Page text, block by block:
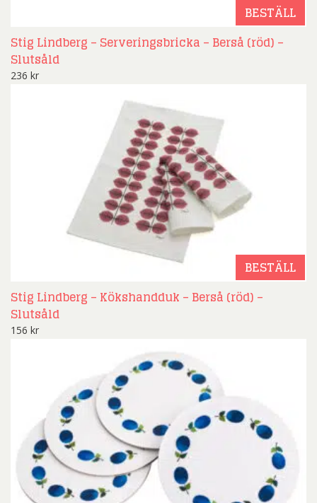
BESTÄLL
Stig Lindberg – Serveringsbricka – Berså (röd) –
Slutsåld
236 kr
BESTÄLL
Stig Lindberg – Kökshandduk – Berså (röd) –
Slutsåld
156 kr